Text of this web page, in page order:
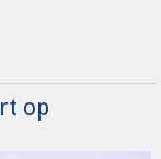
op